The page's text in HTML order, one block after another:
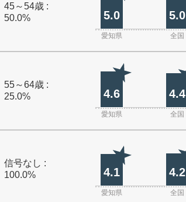
45～54歳 :
50.0%
5.0 5.0
愛知県 全国
55～64歳 :
25.0%
4.6 4.4
愛知県 全国
信号なし :
100.0%
4.1 4.2
愛知県 全国